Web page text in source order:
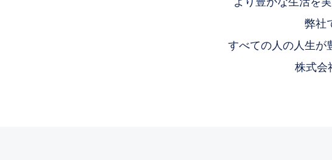
弊社
すべての人の人生が
株式会